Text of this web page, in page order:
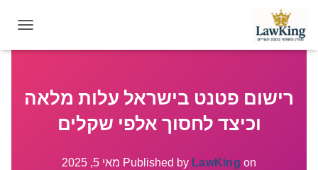
O
Lרישום פטנט בישראל עלות מלאה
וכיצד לחסוך אלפי שקלים
Published by LawKing on מאי 5, 2025